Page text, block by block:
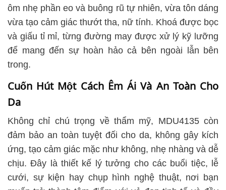
ôm nhẹ phần eo và buông rũ tự nhiên, vừa tôn dáng
vừa tạo cảm giác thướt tha, nữ tính. Khoá được bọc
và giấu tỉ mỉ, từng đường may được xử lý kỹ lưỡng
để mang đến sự hoàn hảo cả bên ngoài lẫn bên
trong.
Cuốn Hút Một Cách Êm Ái Và An Toàn Cho
Da
Không chỉ chú trọng về thẩm mỹ, MDU4135 còn
đảm bảo an toàn tuyệt đối cho da, không gây kích
ứng, tạo cảm giác mặc như không, nhẹ nhàng và dễ
chịu. Đây là thiết kế lý tưởng cho các buổi tiệc, lễ
cưới, sự kiện hay chụp hình nghệ thuật, nơi bạn